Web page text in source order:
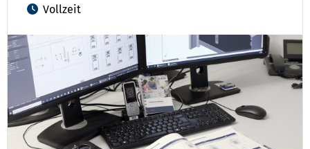
Vollzeit